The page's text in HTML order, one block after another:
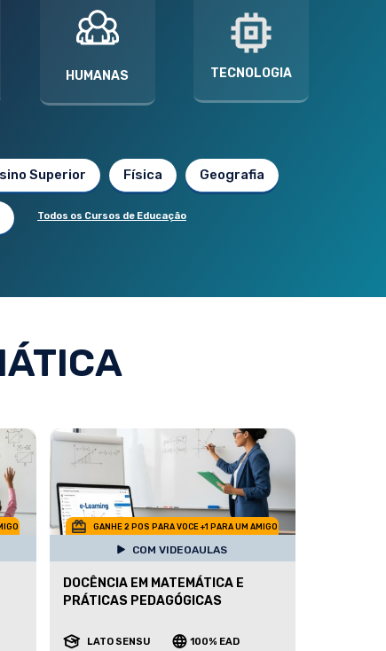
HUMANAS TECNOLOGIA
Superior Física Geografia
Todos os Cursos de Educação
GANHE 2 POS PARA VOCE +1 PARA UM AMIGO
COM VIDEOAULAS
DOCÊNCIA EM MATEMÁTICA E
PRÁTICAS PEDAGÓGICAS
LATO SENSU 100% EAD